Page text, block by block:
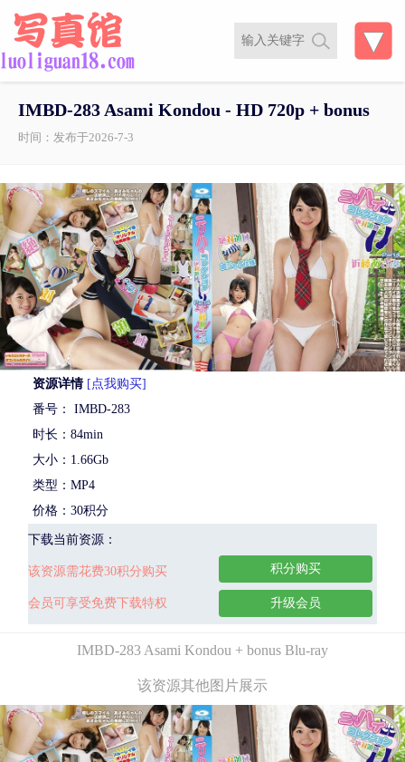
IMBD-283 Asami Kondou - HD 720p + bonus
时间：发布于2026-7-3
资源详情 [点我购买]
番号： IMBD-283
时长：84min
大小：1.66Gb
类型：MP4
价格：30积分
下载当前资源：
该资源需花费30积分购买
会员可享受免费下载特权
积分购买
升级会员
IMBD-283 Asami Kondou + bonus Blu-ray
该资源其他图片展示